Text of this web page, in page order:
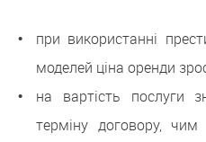
при використанні
моделей ціна оренди
на вартість послуги
терміну договору,